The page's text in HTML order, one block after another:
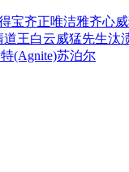
宝齐正唯洁雅齐心
道王白云威猛先生汰
(Agnite)苏泊尔